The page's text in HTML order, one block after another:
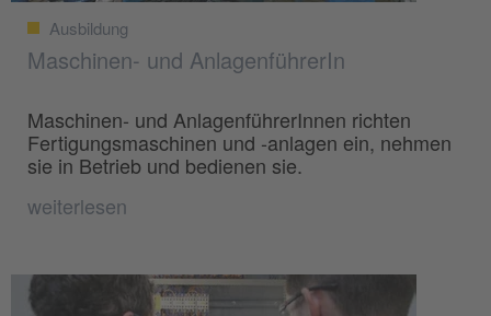
Ausbildung
Maschinen- und AnlagenführerIn
Maschinen- und AnlagenführerInnen richten
Fertigungsmaschinen und -anlagen ein, nehmen
sie in Betrieb und bedienen sie.
weiterlesen